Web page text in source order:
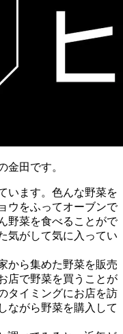
金田です。
います。色んな野菜を
ウをふってオーブンで
野菜を食べることがで
気がして気に入ってい
から集めた野菜を販売
店で野菜を買うことが
タイミングにお店を訪
ながら野菜を購入して